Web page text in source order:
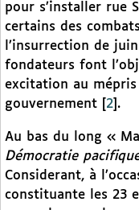
pour s’installer rue
certains des
l’insurrection de
fondateurs font
excitation au
gouvernement
2 .
Au bas du long «
Démocratie
Considerant, à
constituante les 23